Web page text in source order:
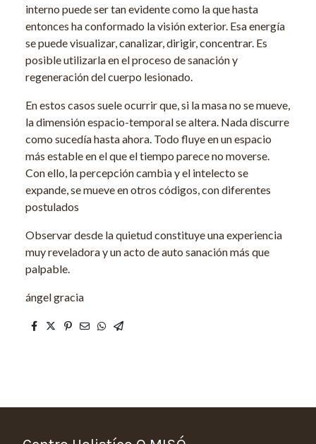
interno puede ser tan evidente como la que hasta
entonces ha conformado la visión exterior. Esa energía
se puede visualizar, canalizar, dirigir, concentrar. Es
posible utilizarla en el proceso de sanación y
regeneración del cuerpo lesionado.
En estos casos suele ocurrir que, si la masa no se mueve,
la dimensión espacio-temporal se altera. Nada discurre
como sucedía hasta ahora. Todo fluye en un espacio
más estable en el que el tiempo parece no moverse.
Con ello, la percepción cambia y el intelecto se
expande, se mueve en otros códigos, con diferentes
postulados
Observar desde la quietud constituye una experiencia
muy reveladora y un acto de auto sanación más que
palpable.
ángel gracia